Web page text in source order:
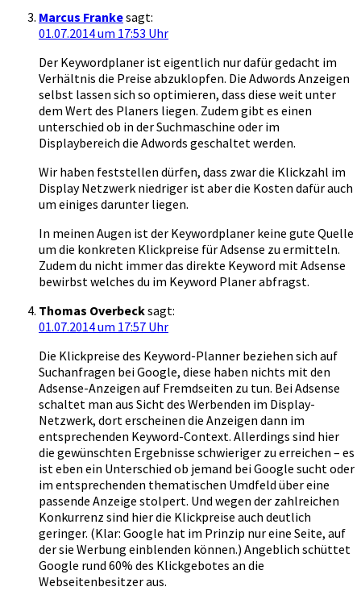
Marcus Frankesagt:
01.07.2014 um 17:53 Uhr
Der Keywordplaner ist eigentlich nur dafür gedacht im
Verhältnis die Preise abzuklopfen. Die Adwords Anzeigen
selbst lassen sich so optimieren, dass diese weit unter
dem Wert des Planers liegen. Zudem gibt es einen
unterschied ob in der Suchmaschine oder im
Displaybereich die Adwords geschaltet werden.
Wir haben feststellen dürfen, dass zwar die Klickzahl im
Display Netzwerk niedriger ist aber die Kosten dafür auch
um einiges darunter liegen.
In meinen Augen ist der Keywordplaner keine gute Quelle
um die konkreten Klickpreise für Adsense zu ermitteln.
Zudem du nicht immer das direkte Keyword mit Adsense
bewirbst welches du im Keyword Planer abfragst.
Thomas Overbecksagt:
01.07.2014 um 17:57 Uhr
Die Klickpreise des Keyword-Planner beziehen sich auf
Suchanfragen bei Google, diese haben nichts mit den
Adsense-Anzeigen auf Fremdseiten zu tun. Bei Adsense
schaltet man aus Sicht des Werbenden im Display-
Netzwerk, dort erscheinen die Anzeigen dann im
entsprechenden Keyword-Context. Allerdings sind hier
die gewünschten Ergebnisse schwieriger zu erreichen – es
ist eben ein Unterschied ob jemand bei Google sucht oder
im entsprechenden thematischen Umdfeld über eine
passende Anzeige stolpert. Und wegen der zahlreichen
Konkurrenz sind hier die Klickpreise auch deutlich
geringer. (Klar: Google hat im Prinzip nur eine Seite, auf
der sie Werbung einblenden können.) Angeblich schüttet
Google rund 60% des Klickgebotes an die
Webseitenbesitzer aus.